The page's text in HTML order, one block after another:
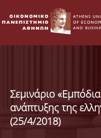
Σεμινάριο
ανάπτυξης της
(25/4/2018)